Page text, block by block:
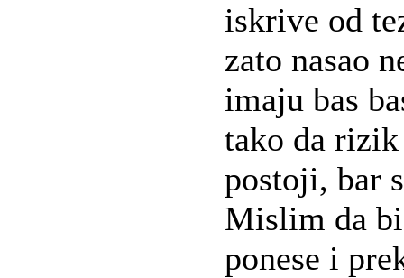
iskrive od
zato nasao
imaju bas
tako da rizik
postoji, bar
Mislim da
ponese i